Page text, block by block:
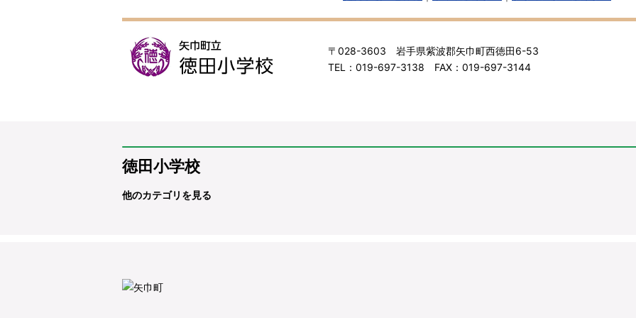
〒028-3603 岩手県紫波郡矢巾町西徳田6-53
TEL：019-697-3138 FAX：019-697-3144
徳田小学校
他のカテゴリを見る